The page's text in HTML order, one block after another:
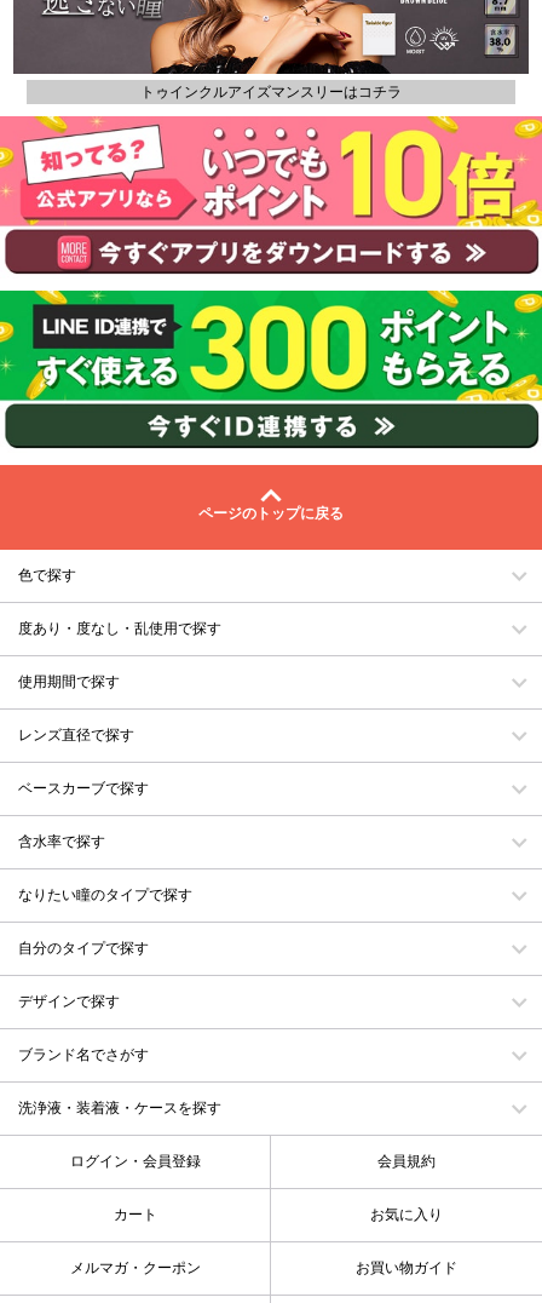
トゥインクルアイズマンスリーはコチラ
ページのトップに戻る
色で探す
度あり・度なし・乱使用で探す
使用期間で探す
レンズ直径で探す
ベースカーブで探す
含水率で探す
なりたい瞳のタイプで探す
自分のタイプで探す
デザインで探す
ブランド名でさがす
洗浄液・装着液・ケースを探す
ログイン・会員登録 会員規約
カート お気に入り
メルマガ・クーポン お買い物ガイド